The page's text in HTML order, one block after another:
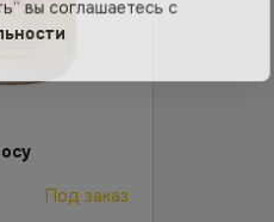
Под заказ
вы соглашаетесь с